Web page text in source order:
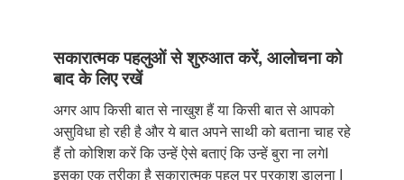
सकारात्मक पहलुओं से शुरुआत करें, आलोचना को
बाद के लिए रखें
अगर आप किसी बात से नाखुश हैं या किसी बात से आपको
असुविधा हो रही है और ये बात अपने साथी को बताना चाह रहे
हैं तो कोशिश करें कि उन्हें ऐसे बताएं कि उन्हें बुरा ना लगेI
इसका एक तरीका है सकारात्मक पहलु पर प्रकाश डालना I